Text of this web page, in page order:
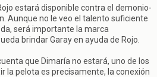
estará disponible contra el demonio-
Aunque no le veo el talento suficiente
será importante la marca
brindar Garay en ayuda de Rojo.
que Dimaría no estará, uno de los
la pelota es precisamente, la conexión